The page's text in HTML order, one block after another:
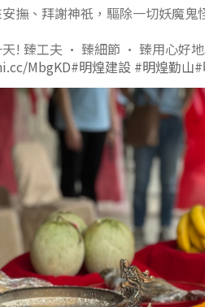
、拜謝神祇，驅除一切妖魔
! 臻工夫 · 臻細節 · 臻用心好
MbgKD#明煌建設 #明煌勤山